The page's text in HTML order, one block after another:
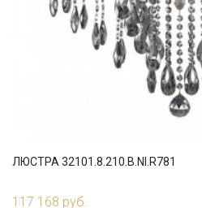
ЛЮСТРА 32101.8.210.B.NI.R781
117 168 руб.